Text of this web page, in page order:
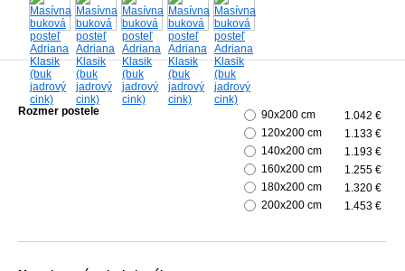
Rozmer postele 90x200 cm
1.042 €
120x200 cm
1.133 €
140x200 cm
1.193 €
160x200 cm
1.255 €
180x200 cm
1.320 €
200x200 cm
1.453 €